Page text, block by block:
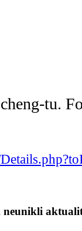
tu.
neunikli